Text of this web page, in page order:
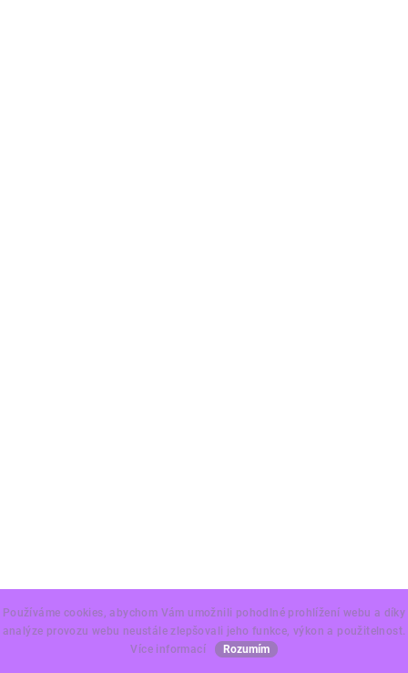
Používáme cookies, abychom Vám umožnili pohodlné prohlížení webu a díky
analýze provozu webu neustále zlepšovali jeho funkce, výkon a použitelnost.
Více informací
Rozumím